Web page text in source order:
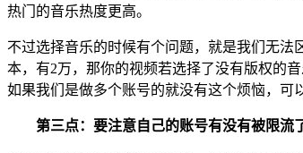
热门的音乐热度更高。
不过选择音乐的时候有个问题，就是我们无法
本，有2万，那你的视频若选择了没有版权的
如果我们是做多个账号的就没有这个烦恼，可
第三点：要注意自己的账号有没有被限流了